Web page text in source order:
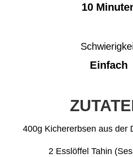
10
Einfach
400g Kichererbsen aus der
2 Esslöffel Tahin